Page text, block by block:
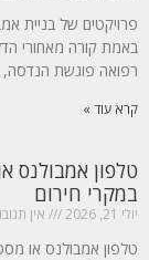
פרויקטים של בניית
באמת קורה מאחורי
רפואה פוגשת
קרא עוד »
טלפון אמבולנס
במקרי חירום
יולי 21, 2026 אין
טלפון אמבולנס או